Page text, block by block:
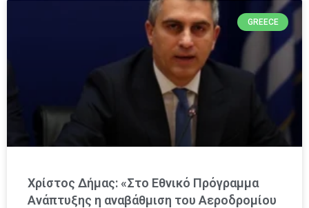
GREECE
Χρίστος Δήμας: «Στο Εθνικό Πρόγραμμα
Ανάπτυξης η αναβάθμιση του Αεροδρομίου